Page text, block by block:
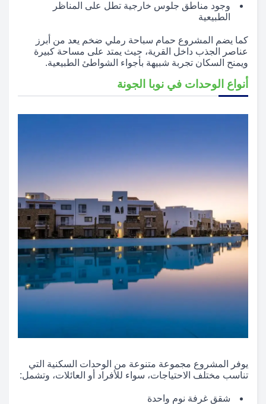
وجود مناطق جلوس خارجية تطل على المناظر
الطبيعية
كما يضم المشروع حمام سباحة رملي ضخم يعد من أبرز
عناصر الجذب داخل القرية، حيث يمتد على مساحة كبيرة
ويمنح السكان تجربة شبيهة بأجواء الشواطئ الطبيعية.
أنواع الوحدات في نوبا الجونة
يوفر المشروع مجموعة متنوعة من الوحدات السكنية التي
تناسب مختلف الاحتياجات، سواء للأفراد أو العائلات، وتشمل:
شقق غرفة نوم واحدة